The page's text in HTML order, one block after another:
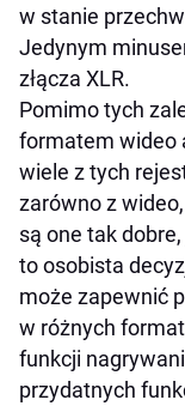
w stanie
Jedynym
złącza XLR.
Pomimo tych
formatem wideo
wiele z tych
zarówno z
są one tak
to osobista
może zapewnić
w różnych
funkcji
przydatnych